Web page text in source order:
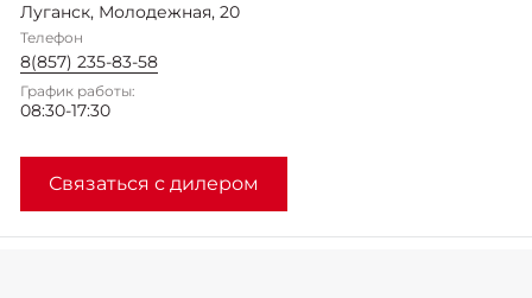
Луганск, Молодежная, 20
Телефон
8(857) 235-83-58
График работы:
08:30-17:30
Связаться с дилером